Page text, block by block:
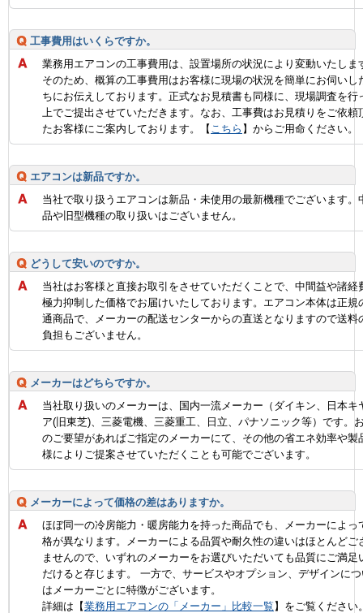
工事費用はいくらですか。
業務用エアコンの工事費用は、設置場所の状況により変動いたしま
そのため、概算の工事費用はお客様に現場の状況を簡単にお伺いし
ちにお伝えしております。正式なお見積書も同様に、現場調査を行
上でご提出させていただきます。なお、工事費はお見積りをご依頼
たお客様にご案内しております。【 こちら 】からご用命ください。
エアコンは新品ですか。
当社で取り扱うエアコンは新品・未使用の最新機種でございます。
品や旧型機種の取り扱いはございません。
どうして安いのですか。
当社はお客様と直接お取引をさせていただくことで、中間益や諸経
極力抑制した価格でお届けいたしております。エアコン本体は正規
通商品で、メーカーの配送センターからの直送となりますので送料
負担もございません。
メーカーはどちらですか。
当社取り扱いのメーカーは、国内一流メーカー（ダイキン、日本キ
ア(旧東芝)、三菱電機、三菱重工、日立、パナソニック等）です。
のご要望があればご指定のメーカーにて、その他の省エネ効率や製
様によりご提案させていただくことも可能でございます。
メーカーによって価格の差はありますか。
ほぼ同一の冷房能力・暖房能力を持った商品でも、メーカーによっ
格が異なります。メーカーによる品質や耐久性の違いはほとんどご
ませんので、いずれのメーカーをお選びいただいても品質にご満足
だけると存じます。 一方で、サービスやオプション、デザインに
はメーカーごとに特徴がございます。
詳細は【業務用エアコンの「メーカー」比較一覧】をご覧ください